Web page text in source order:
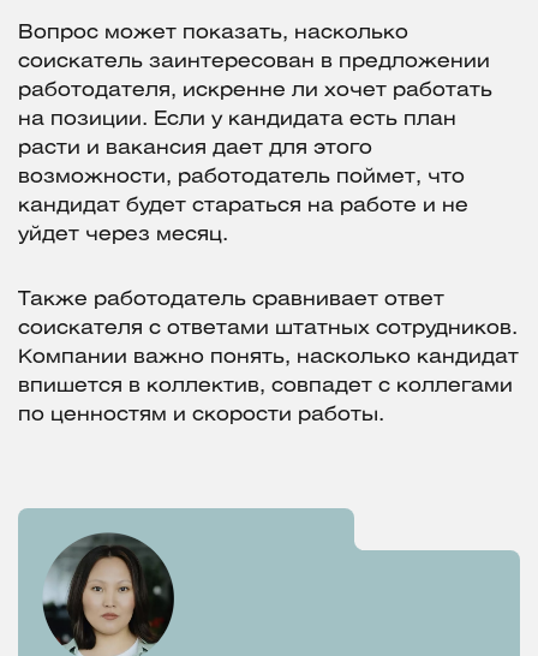
Вопрос может показать, насколько
соискатель заинтересован в предложении
работодателя, искренне ли хочет работать
на позиции. Если у кандидата есть план
расти и вакансия дает для этого
возможности, работодатель поймет, что
кандидат будет стараться на работе и не
уйдет через месяц.
Также работодатель сравнивает ответ
соискателя с ответами штатных сотрудников.
Компании важно понять, насколько кандидат
впишется в коллектив, совпадет с коллегами
по ценностям и скорости работы.